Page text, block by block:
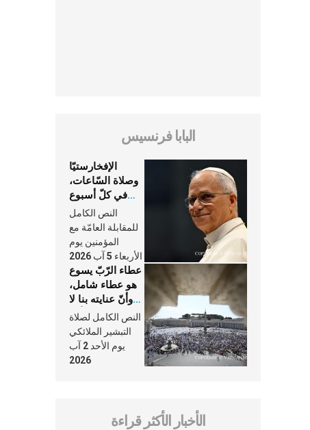
البابا فرنسيس
الإفخارستيّا
وصلاة السّاعات،
في كلّ أسبوع
وكلّ يوم، هما
النَّفَس في حياة
الكنيسة
النص الكامل
للمقابلة العامّة مع
المؤمنين يوم
الأربعاء 5 آب 2026
عطاء الرّبّ يسوع
هو عطاء شامل،
وأنّ عنايته بنا لا
تغيب عنّا أبدًا
النص الكامل لصلاة
التبشير الملائكي
يوم الأحد 2 آب
2026
الأخبار الأكثر قراءة